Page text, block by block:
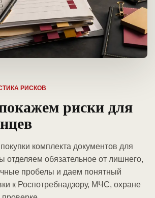
РИСКОВ
риски для
комплекта документов для
отделяем обязательное от лишнего,
пробелы и даем понятный
к Роспотребнадзору, МЧС, охране